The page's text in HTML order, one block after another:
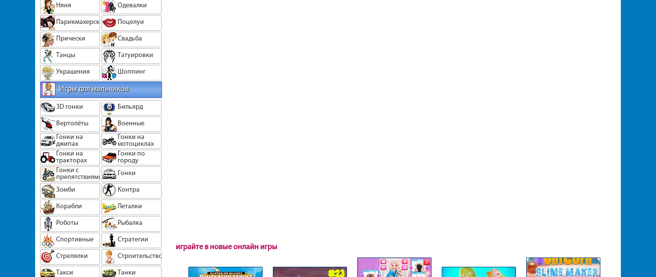
Няня
Одевалки
Парикмахерская
Поцелуи
Прически
Свадьба
Танцы
Татуировки
Украшения
Шоппинг
Игры для мальчиков
3D гонки
Бильярд
Вертолёты
Военные
Гонки на
джипах
Гонки на
мотоциклах
Гонки на
тракторах
Гонки по
городу
Гонки с
препятствиями
Гонки
Зомби
Контра
Корабли
Леталки
Роботы
Рыбалка
Спортивные
Стратегии
Стрелялки
Строительство
Такси
Танки
играйте в новые онлайн игры